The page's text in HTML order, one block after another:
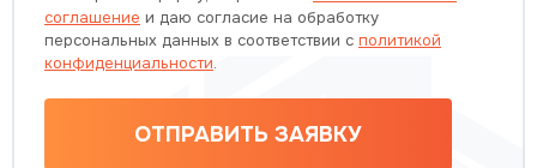
соглашение и даю согласие на обработку
персональных данных в соответствии с политикой
конфиденциальности.
ОТПРАВИТЬ ЗАЯВКУ